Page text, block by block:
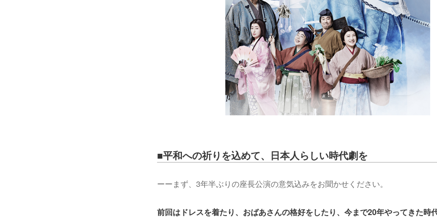
■平和への祈りを込めて、日本人らしい時代劇を
ーーまず、3年半ぶりの座長公演の意気込みをお聞かせください。
前回はドレスを着たり、おばあさんの格好をしたり、今まで20年やってきた時